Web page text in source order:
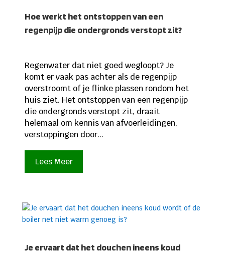
Hoe werkt het ontstoppen van een
regenpijp die ondergronds verstopt zit?
Regenwater dat niet goed wegloopt? Je
komt er vaak pas achter als de regenpijp
overstroomt of je flinke plassen rondom het
huis ziet. Het ontstoppen van een regenpijp
die ondergronds verstopt zit, draait
helemaal om kennis van afvoerleidingen,
verstoppingen door...
Lees Meer
Je ervaart dat het douchen ineens koud